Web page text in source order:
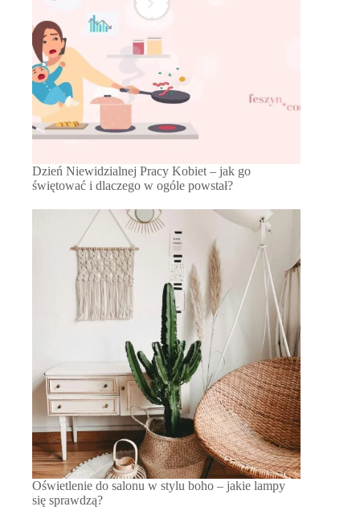
Dzień Niewidzialnej Pracy Kobiet – jak go
świętować i dlaczego w ogóle powstał?
Oświetlenie do salonu w stylu boho – jakie lampy
się sprawdzą?